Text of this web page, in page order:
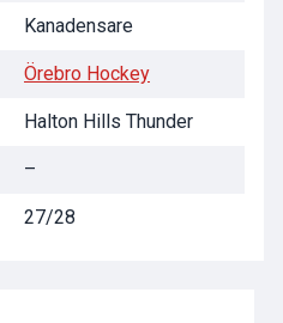
Kanadensare
Örebro Hockey
Halton Hills Thunder
–
27/28